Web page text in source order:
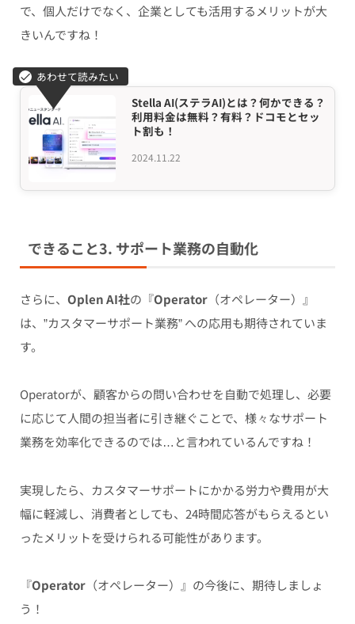
で、個人だけでなく、企業としても活用するメリットが大
きいんですね！
2024.11.22
Stella AI(ステラAI)とは？何かできる？
利用料金は無料？有料？ドコモとセッ
ト割も！
できること3. サポート業務の自動化
さらに、 Oplen AI社の『Operator（オペレーター）』
は、”カスタマーサポート業務” への応用も期待されていま
す。
Operatorが、顧客からの問い合わせを自動で処理し、必要
に応じて人間の担当者に引き継ぐことで、様々なサポート
業務を効率化できるのでは…と言われているんですね！
実現したら、カスタマーサポートにかかる労力や費用が大
幅に軽減し、消費者としても、24時間応答がもらえるとい
ったメリットを受けられる可能性があります。
『Operator（オペレーター）』の今後に、期待しましょ
う！